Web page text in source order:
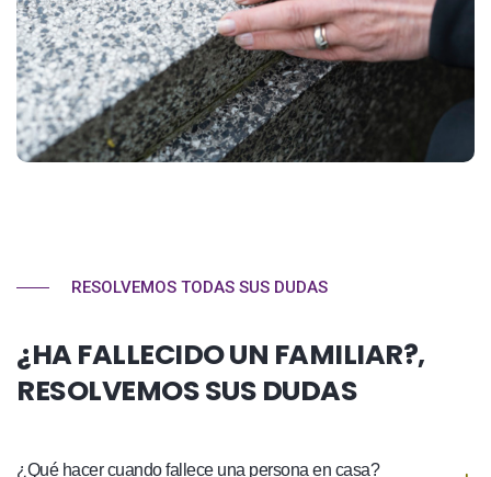
RESOLVEMOS TODAS SUS DUDAS
¿HA FALLECIDO UN FAMILIAR?,
RESOLVEMOS SUS DUDAS
¿Qué hacer cuando fallece una persona en casa?